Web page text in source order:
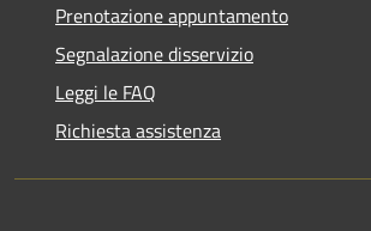
Prenotazione appuntamento
Segnalazione disservizio
Leggi le FAQ
Richiesta assistenza